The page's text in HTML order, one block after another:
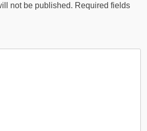
not be published. Required fields